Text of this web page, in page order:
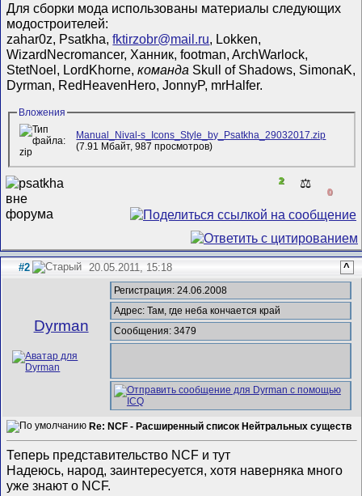
Для сборки мода использованы материалы следующих
модостроителей:
zahar0z, Psatkha,fktirzobr@mail.ru, Lokken,
WizardNecromancer, Ханник, footman, ArchWarlock,
StetNoel, LordKhorne,команда Skull of Shadows, SimonaK,
Dyrman, RedHeavenHero, JonnyP, mrHalfer.
Вложения
Manual_Nival-s_Icons_Style_by_Psatkha_29032017.zip
(7.91 Мбайт, 987 просмотров)
2 ⚖️
0
#2 20.05.2011, 15:18 ^
Dyrman
Регистрация: 24.06.2008
Адрес: Там, где неба кончается край
Сообщения: 3479
Re: NCF - Расширенный список Нейтральных существ
Теперь представительство NCF и тут
Надеюсь, народ, заинтересуется, хотя наверняка много
уже знают о NCF.